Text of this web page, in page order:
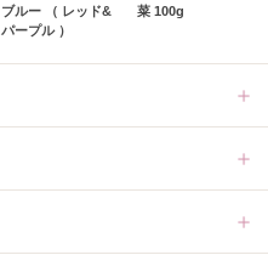
ブルー （ レッド&
パープル ）
菜 100g